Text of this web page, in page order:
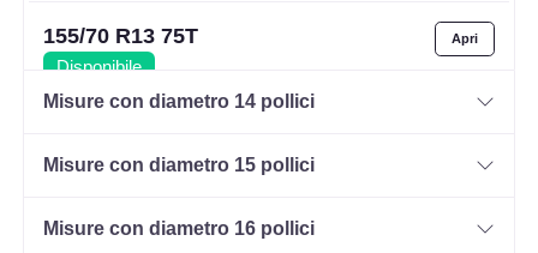
155/70 R13 75T
Disponibile
155/65 R13 73T
Misure con diametro 14 pollici
Misure con diametro 15 pollici
Misure con diametro 16 pollici